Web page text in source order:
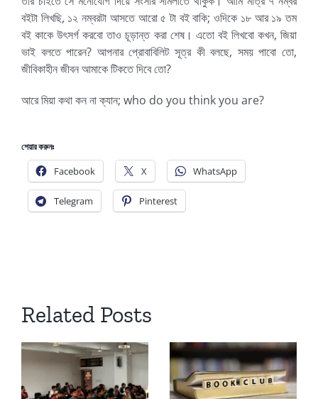
বইটা লিখছি, ১২ নম্বরটা আসতে আরো ৫ টা বই বাকি; ওদিকে ১৮ আর ১৯ তম
বই কাকে উৎসর্গ করবো তাও চূড়ান্ত করা শেষ। এতো বই লিখবো কখন, জিয়া
ভাই বলতে পারেন? আপনার প্রোবাবিলিট সূত্র কী বলছে, সময় পাবো তো,
জীবিকাহীন জীবন আমাকে টিকতে দিবে তো?
আরে মিয়া কথা কন না ক্যান; who do you think you are?
শেয়ার করুনঃ
Facebook X WhatsApp
Telegram Pinterest
Related Posts